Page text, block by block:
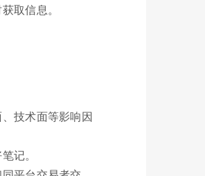
取信息。
技术面等影响因
记。